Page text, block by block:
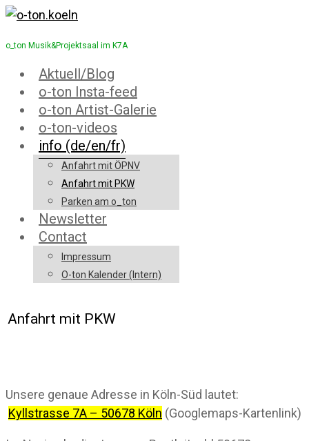
o_ton Musik&Projektsaal im K7A
Aktuell/Blog
o-ton Insta-feed
o-ton Artist-Galerie
o-ton-videos
info (de/en/fr)
Anfahrt mit ÖPNV
Anfahrt mit PKW
Parken am o_ton
Newsletter
Contact
Impressum
O-ton Kalender (Intern)
Anfahrt mit PKW
Unsere genaue Adresse in Köln-Süd lautet:
Kyllstrasse 7A – 50678 Köln (Googlemaps-Kartenlink)